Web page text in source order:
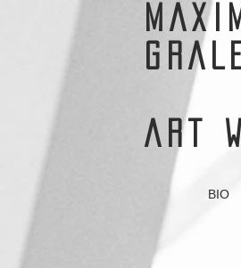
ART
BIO